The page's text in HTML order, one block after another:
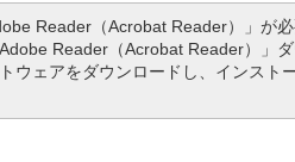
Reader（Acrobat Reader）」が
Reader（Acrobat Reader）」
ウェアをダウンロードし、インスト